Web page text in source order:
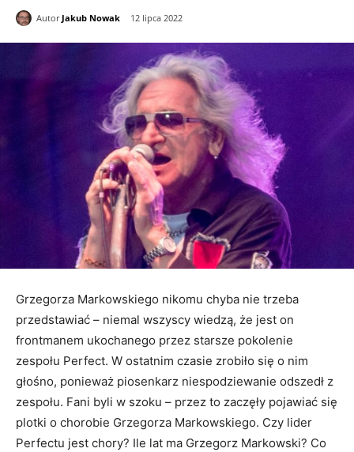
Autor Jakub Nowak 12 lipca 2022
Grzegorza Markowskiego nikomu chyba nie trzeba
przedstawiać – niemal wszyscy wiedzą, że jest on
frontmanem ukochanego przez starsze pokolenie
zespołu Perfect. W ostatnim czasie zrobiło się o nim
głośno, ponieważ piosenkarz niespodziewanie odszedł z
zespołu. Fani byli w szoku – przez to zaczęły pojawiać się
plotki o chorobie Grzegorza Markowskiego. Czy lider
Perfectu jest chory? Ile lat ma Grzegorz Markowski? Co